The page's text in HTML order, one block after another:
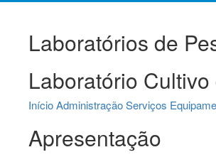
Laboratórios de
Laboratório
InícioAdministraçãoServiços
Apresentação